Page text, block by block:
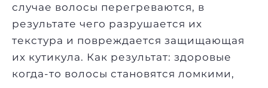
случае волосы перегреваются, в
результате чего разрушается их
текстура и повреждается защищающая
их кутикула. Как результат: здоровые
когда-то волосы становятся ломкими,